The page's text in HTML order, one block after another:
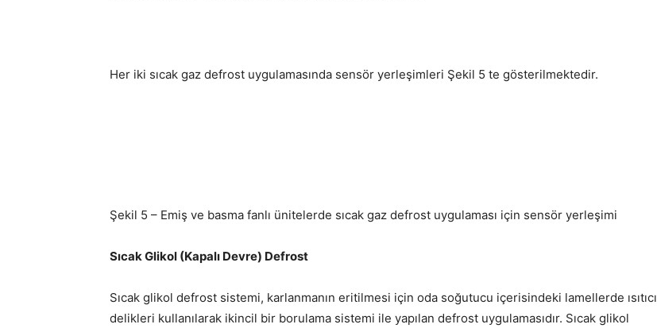
Her iki sıcak gaz defrost uygulamasında sensör yerleşimleri Şekil 5 te gösterilmektedir.
Şekil 5 – Emiş ve basma fanlı ünitelerde sıcak gaz defrost uygulaması için sensör yerleşimi
Sıcak Glikol (Kapalı Devre) Defrost
Sıcak glikol defrost sistemi, karlanmanın eritilmesi için oda soğutucu içerisindeki lamellerde ısıtıcı
delikleri kullanılarak ikincil bir borulama sistemi ile yapılan defrost uygulamasıdır. Sıcak glikol